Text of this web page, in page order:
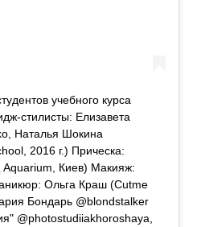
учебного курса
стилисты: Елизавета
Наталья Шокина
2016 г.) Прическа:
Киев) Макияж:
Ольга Краш (Cutme
Бондарь @blondstalker
@photostudiiakhoroshaya,